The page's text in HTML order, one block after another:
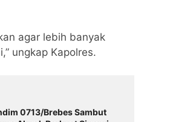
agar lebih banyak
ungkap Kapolres.
0713/Brebes Sambut